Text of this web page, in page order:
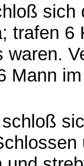
trafen
waren.
Mann